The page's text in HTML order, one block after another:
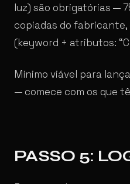
luz) são obrigatórias —
copiadas do
(keyword + atributos:
Mínimo viável para
— comece com os que
PASSO 5: